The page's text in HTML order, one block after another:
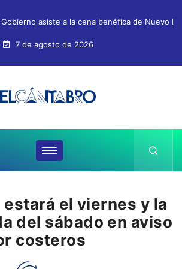
Gobierno asiste a la cena benéfica de Nuevo
7 de agosto de 2026
el viernes y la
del sábado en aviso
costeros